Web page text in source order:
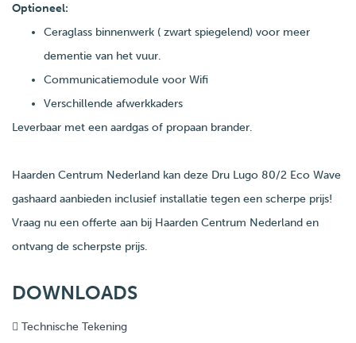
Optioneel:
Ceraglass binnenwerk ( zwart spiegelend) voor meer
dementie van het vuur.
Communicatiemodule voor Wifi
Verschillende afwerkkaders
Leverbaar met een aardgas of propaan brander.
Haarden Centrum Nederland kan deze Dru Lugo 80/2 Eco Wave
gashaard aanbieden inclusief installatie tegen een scherpe prijs!
Vraag nu een offerte aan bij Haarden Centrum Nederland en
ontvang de scherpste prijs.
DOWNLOADS
Technische Tekening